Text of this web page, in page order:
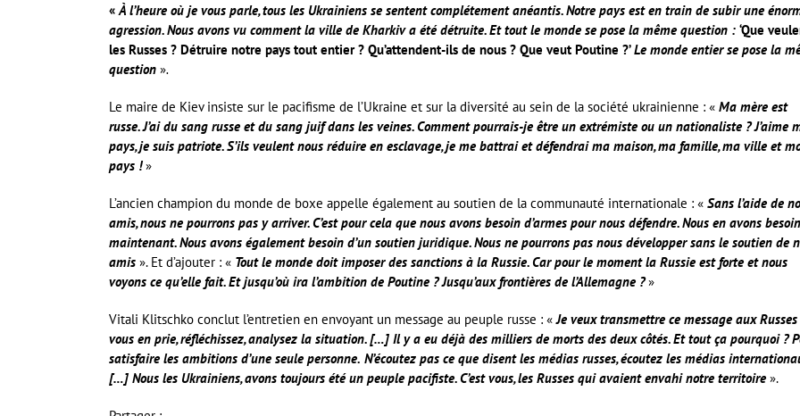
« À l’heure où je vous parle, tous les Ukrainiens se sentent complétement anéantis. Notre pays est en train de subir une
agression. Nous avons vu comment la ville de Kharkiv a été détruite. Et tout le monde se pose la même question : ‘Que
les Russes ? Détruire notre pays tout entier ? Qu’attendent-ils de nous ? Que veut Poutine ?’Le monde entier se pose la
question ».
Le maire de Kiev insiste sur le pacifisme de l’Ukraine et sur la diversité au sein de la société ukrainienne : « Ma mère est
russe. J’ai du sang russe et du sang juif dans les veines. Comment pourrais-je être un extrémiste ou un nationaliste ? J’aime
pays, je suis patriote. S’ils veulent nous réduire en esclavage, je me battrai et défendrai ma maison, ma famille, ma ville et
pays !»
L’ancien champion du monde de boxe appelle également au soutien de la communauté internationale : « Sans l’aide de
amis, nous ne pourrons pas y arriver. C’est pour cela que nous avons besoin d’armes pour nous défendre. Nous en avons besoin
maintenant. Nous avons également besoin d’un soutien juridique. Nous ne pourrons pas nous développer sans le soutien de
amis ». Et d’ajouter : « Tout le monde doit imposer des sanctions à la Russie. Car pour le moment la Russie est forte et nous
voyons ce qu’elle fait. Et jusqu’où ira l’ambition de Poutine ? Jusqu’aux frontières de l’Allemagne ?»
Vitali Klitschko conclut l’entretien en envoyant un message au peuple russe : «Je veux transmettre ce message aux Russes
vous en prie, réfléchissez, analysez la situation. […] Il y a eu déjà des milliers de morts des deux côtés. Et tout ça pourquoi ?
satisfaire les ambitions d’une seule personne. N’écoutez pas ce que disent les médias russes, écoutez les médias
[…] Nous les Ukrainiens, avons toujours été un peuple pacifiste. C’est vous, les Russes qui avaient envahi notre territoire ».